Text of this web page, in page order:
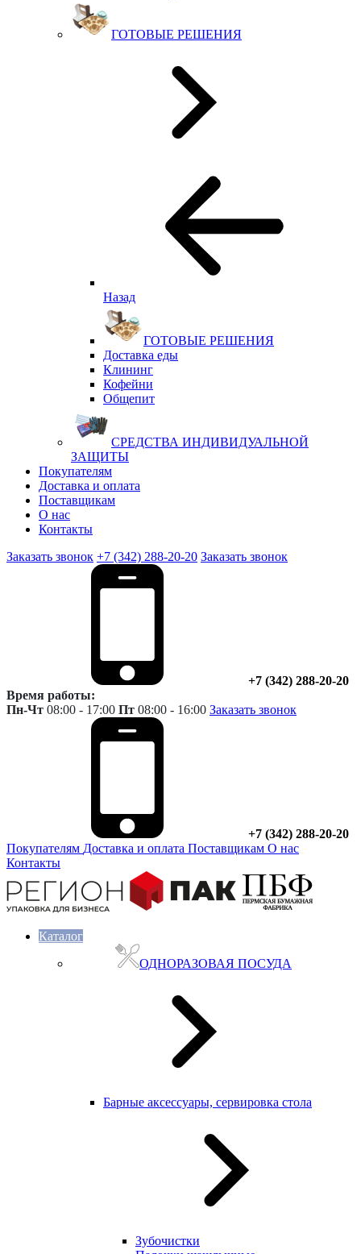
ГОТОВЫЕ РЕШЕНИЯ
Назад
ГОТОВЫЕ РЕШЕНИЯ
Доставка еды
Клининг
Кофейни
Общепит
СРЕДСТВА ИНДИВИДУАЛЬНОЙ
ЗАЩИТЫ
Покупателям
Доставка и оплата
Поставщикам
О нас
Контакты
Заказать звонок +7 (342) 288-20-20 Заказать звонок
+7 (342) 288-20-20
Время работы:
Пн-Чт 08:00 - 17:00 Пт 08:00 - 16:00 Заказать звонок
+7 (342) 288-20-20
Покупателям Доставка и оплата Поставщикам О нас
Контакты
Каталог
ОДНОРАЗОВАЯ ПОСУДА
Барные аксессуары, сервировка стола
Зубочистки